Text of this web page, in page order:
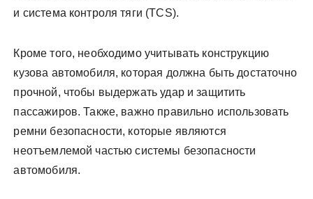
и система контроля тяги (TCS).
Кроме того, необходимо учитывать конструкцию
кузова автомобиля, которая должна быть достаточно
прочной, чтобы выдержать удар и защитить
пассажиров. Также, важно правильно использовать
ремни безопасности, которые являются
неотъемлемой частью системы безопасности
автомобиля.